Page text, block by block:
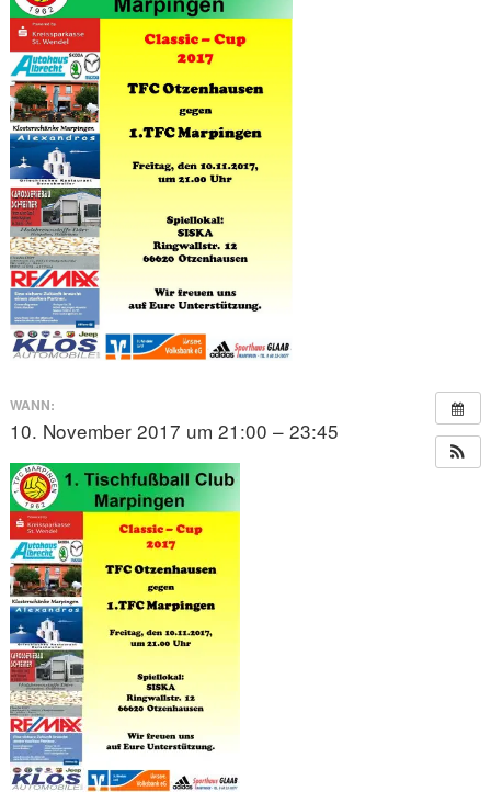
WANN:
10. November 2017 um 21:00 – 23:45